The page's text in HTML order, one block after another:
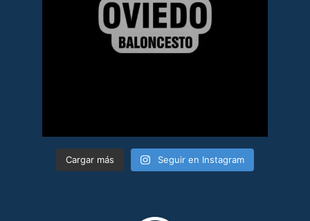
Cargar más Seguir en Instagram